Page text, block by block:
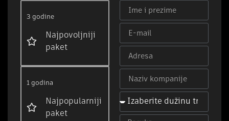
3 godine
Najpovoljniji
paket
1 godina
Najpopularniji
paket